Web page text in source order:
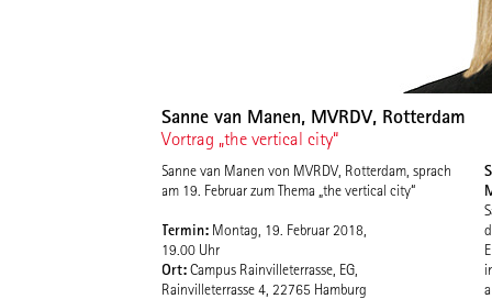
Sanne van Manen, MVRDV, Rotterdam
Vortrag „the vertical city“
Sanne van Manen von MVRDV, Rotterdam, sprach
am 19. Februar zum Thema „the vertical city“
Termin: Montag, 19. Februar 2018,
19.00 Uhr
Ort:Campus Rainvilleterrasse, EG,
Rainvilleterrasse 4, 22765 Hamburg